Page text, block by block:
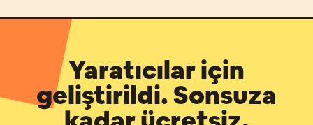
Yaratıcılar için
geliştirildi. Sonsuza